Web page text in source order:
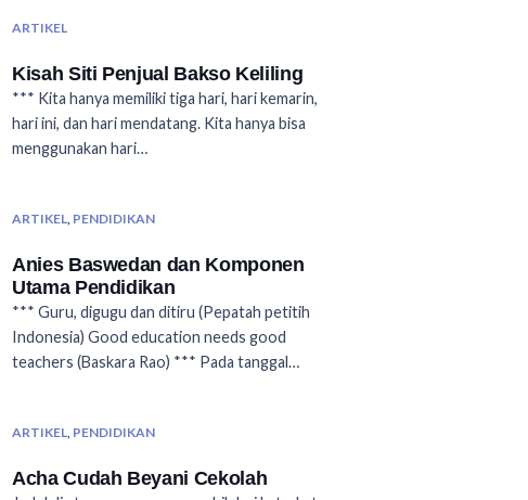
ARTIKEL
Kisah Siti Penjual Bakso Keliling
*** Kita hanya memiliki tiga hari, hari kemarin,
hari ini, dan hari mendatang. Kita hanya bisa
menggunakan hari…
ARTIKEL, PENDIDIKAN
Anies Baswedan dan Komponen
Utama Pendidikan
*** Guru, digugu dan ditiru (Pepatah petitih
Indonesia) Good education needs good
teachers (Baskara Rao) *** Pada tanggal…
ARTIKEL PENDIDIKAN
Acha Cudah Beyani Cekolah